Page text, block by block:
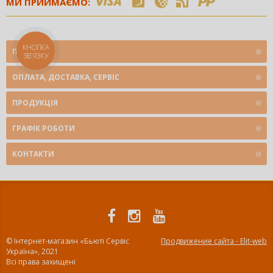
ПРО НАС
ОПЛАТА, ДОСТАВКА, СЕРВІС
ПРОДУКЦІЯ
ГРАФІК РОБОТИ
КОНТАКТИ
© Інтернет-магазин «Бьюті Сервіс
Україна», 2021
Всі права захищені
Продвижение сайта - Elit-web
КНОПКА
ЗВ'ЯЗКУ